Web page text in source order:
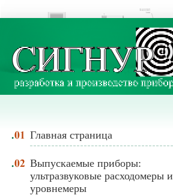
Главная страница
Выпускаемые приборы:
ультразвуковые расходомеры и
уровнемеры